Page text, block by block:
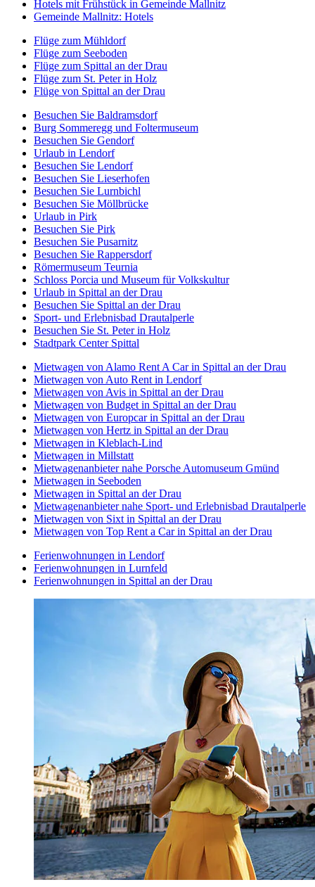
Hotels mit Frühstück in Gemeinde Mallnitz
Gemeinde Mallnitz: Hotels
Flüge zum Mühldorf
Flüge zum Seeboden
Flüge zum Spittal an der Drau
Flüge zum St. Peter in Holz
Flüge von Spittal an der Drau
Besuchen Sie Baldramsdorf
Burg Sommeregg und Foltermuseum
Besuchen Sie Gendorf
Urlaub in Lendorf
Besuchen Sie Lendorf
Besuchen Sie Lieserhofen
Besuchen Sie Lurnbichl
Besuchen Sie Möllbrücke
Urlaub in Pirk
Besuchen Sie Pirk
Besuchen Sie Pusarnitz
Besuchen Sie Rappersdorf
Römermuseum Teurnia
Schloss Porcia und Museum für Volkskultur
Urlaub in Spittal an der Drau
Besuchen Sie Spittal an der Drau
Sport- und Erlebnisbad Drautalperle
Besuchen Sie St. Peter in Holz
Stadtpark Center Spittal
Mietwagen von Alamo Rent A Car in Spittal an der Drau
Mietwagen von Auto Rent in Lendorf
Mietwagen von Avis in Spittal an der Drau
Mietwagen von Budget in Spittal an der Drau
Mietwagen von Europcar in Spittal an der Drau
Mietwagen von Hertz in Spittal an der Drau
Mietwagen in Kleblach-Lind
Mietwagen in Millstatt
Mietwagenanbieter nahe Porsche Automuseum Gmünd
Mietwagen in Seeboden
Mietwagen in Spittal an der Drau
Mietwagenanbieter nahe Sport- und Erlebnisbad Drautalperle
Mietwagen von Sixt in Spittal an der Drau
Mietwagen von Top Rent a Car in Spittal an der Drau
Ferienwohnungen in Lendorf
Ferienwohnungen in Lurnfeld
Ferienwohnungen in Spittal an der Drau